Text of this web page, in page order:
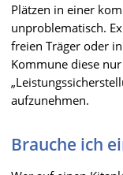
Plätzen in einer
unproblematisch.
freien Träger oder
Kommune diese
aufzunehmen.
Brauche ich